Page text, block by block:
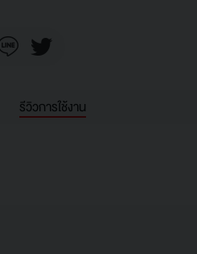
รีวิวการใช้งาน